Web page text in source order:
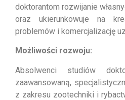
doktorantom rozwijanie
oraz ukierunkowuje na
problemów i komercjalizację
Możliwości rozwoju:
Absolwenci studiów
zaawansowaną,
z zakresu zootechniki i